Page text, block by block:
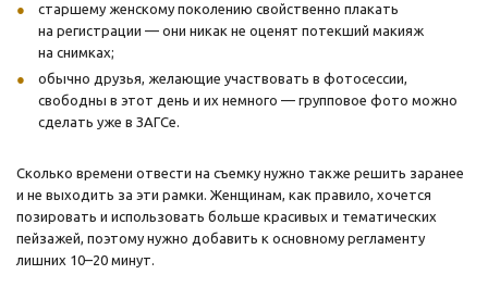
старшему женскому поколению свойственно плакать
на регистрации — они никак не оценят потекший макияж
на снимках;
обычно друзья, желающие участвовать в фотосессии,
свободны в этот день и их немного — групповое фото можно
сделать уже в ЗАГСе.
Сколько времени отвести на съемку нужно также решить заранее
и не выходить за эти рамки. Женщинам, как правило, хочется
позировать и использовать больше красивых и тематических
пейзажей, поэтому нужно добавить к основному регламенту
лишних 10–20 минут.